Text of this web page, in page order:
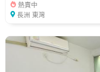
熱賣中
長洲 東灣